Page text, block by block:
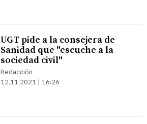
UGT pide a la consejera de
Sanidad que "escuche a la
sociedad civil"
Redacción
12.11.2021 | 16:26